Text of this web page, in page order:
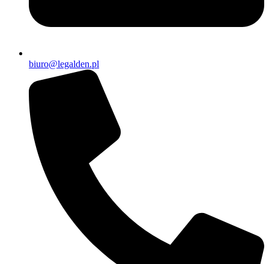
biuro@legalden.pl